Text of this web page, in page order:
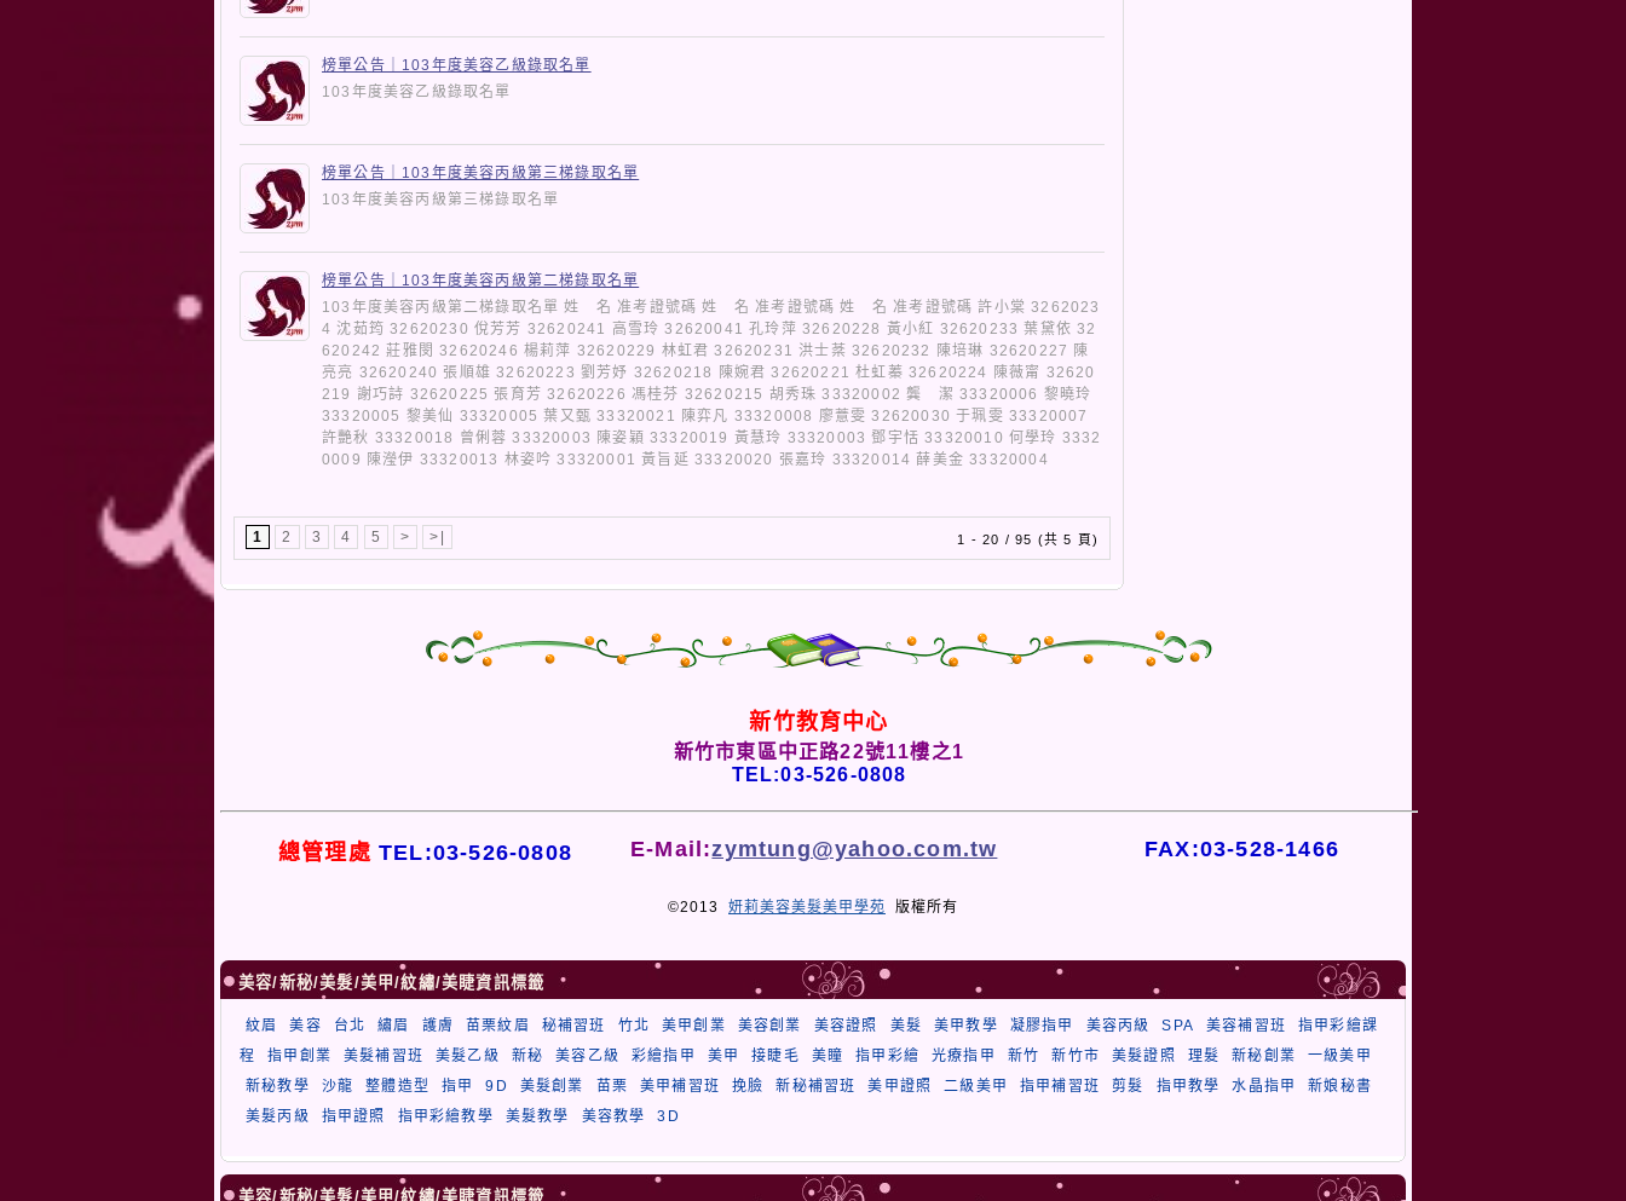
榜單公告｜103年度美容乙級錄取名單
103年度美容乙級錄取名單
榜單公告｜103年度美容丙級第三梯錄取名單
103年度美容丙級第三梯錄取名單
榜單公告｜103年度美容丙級第二梯錄取名單
103年度美容丙級第二梯錄取名單 姓 名 准考證號碼 姓 名 准考證號碼 姓 名 准考證號碼 許小棠 3262023
4 沈茹筠 32620230 侻芳芳 32620241 高雪玲 32620041 孔玲萍 32620228 黃小紅 32620233 葉黛依 32
620242 莊雅閔 32620246 楊莉萍 32620229 林虹君 32620231 洪士棻 32620232 陳培琳 32620227 陳
亮亮 32620240 張順雄 32620223 劉芳妤 32620218 陳婉君 32620221 杜虹蓁 32620224 陳薇甯 32620
219 謝巧詩 32620225 張育芳 32620226 馮桂芬 32620215 胡秀珠 33320002 龔 潔 33320006 黎曉玲
33320005 黎美仙 33320005 葉又甄 33320021 陳弈凡 33320008 廖薏雯 32620030 于珮雯 33320007
許艷秋 33320018 曾俐蓉 33320003 陳姿穎 33320019 黃慧玲 33320003 鄧宇恬 33320010 何學玲 3332
0009 陳瀅伊 33320013 林姿吟 33320001 黃旨延 33320020 張嘉玲 33320014 薛美金 33320004
1 2 3 4 5 > >| 1 - 20 / 95 (共 5 頁)
新竹教育中心
新竹市東區中正路22號11樓之1
TEL:03-526-0808
總管理處 TEL:03-526-0808 E-Mail:zymtung@yahoo.com.tw FAX:03-528-1466
©2013 妍莉美容美髮美甲學苑 版權所有
美容/新秘/美髮/美甲/紋繡/美睫資訊標籤
紋眉 美容 台北 繡眉 護膚 苗栗紋眉 秘補習班 竹北 美甲創業 美容創業 美容證照 美髮 美甲教學 凝膠指甲 美容丙級 SPA 美容補習班
指甲彩繪課
程
指甲創業 美髮補習班 美髮乙級 新秘 美容乙級 彩繪指甲 美甲 接睫毛 美瞳 指甲彩繪 光療指甲 新竹 新竹市 美髮證照 理髮 新秘創業
一級美甲
新秘教學
沙龍 整體造型 指甲 9D 美髮創業 苗栗 美甲補習班 挽臉 新秘補習班 美甲證照 二級美甲 指甲補習班 剪髮 指甲教學 水晶指甲
新娘秘書
美髮丙級
指甲證照 指甲彩繪教學 美髮教學 美容教學 3D
美容/新秘/美髮/美甲/紋繡/美睫資訊標籤